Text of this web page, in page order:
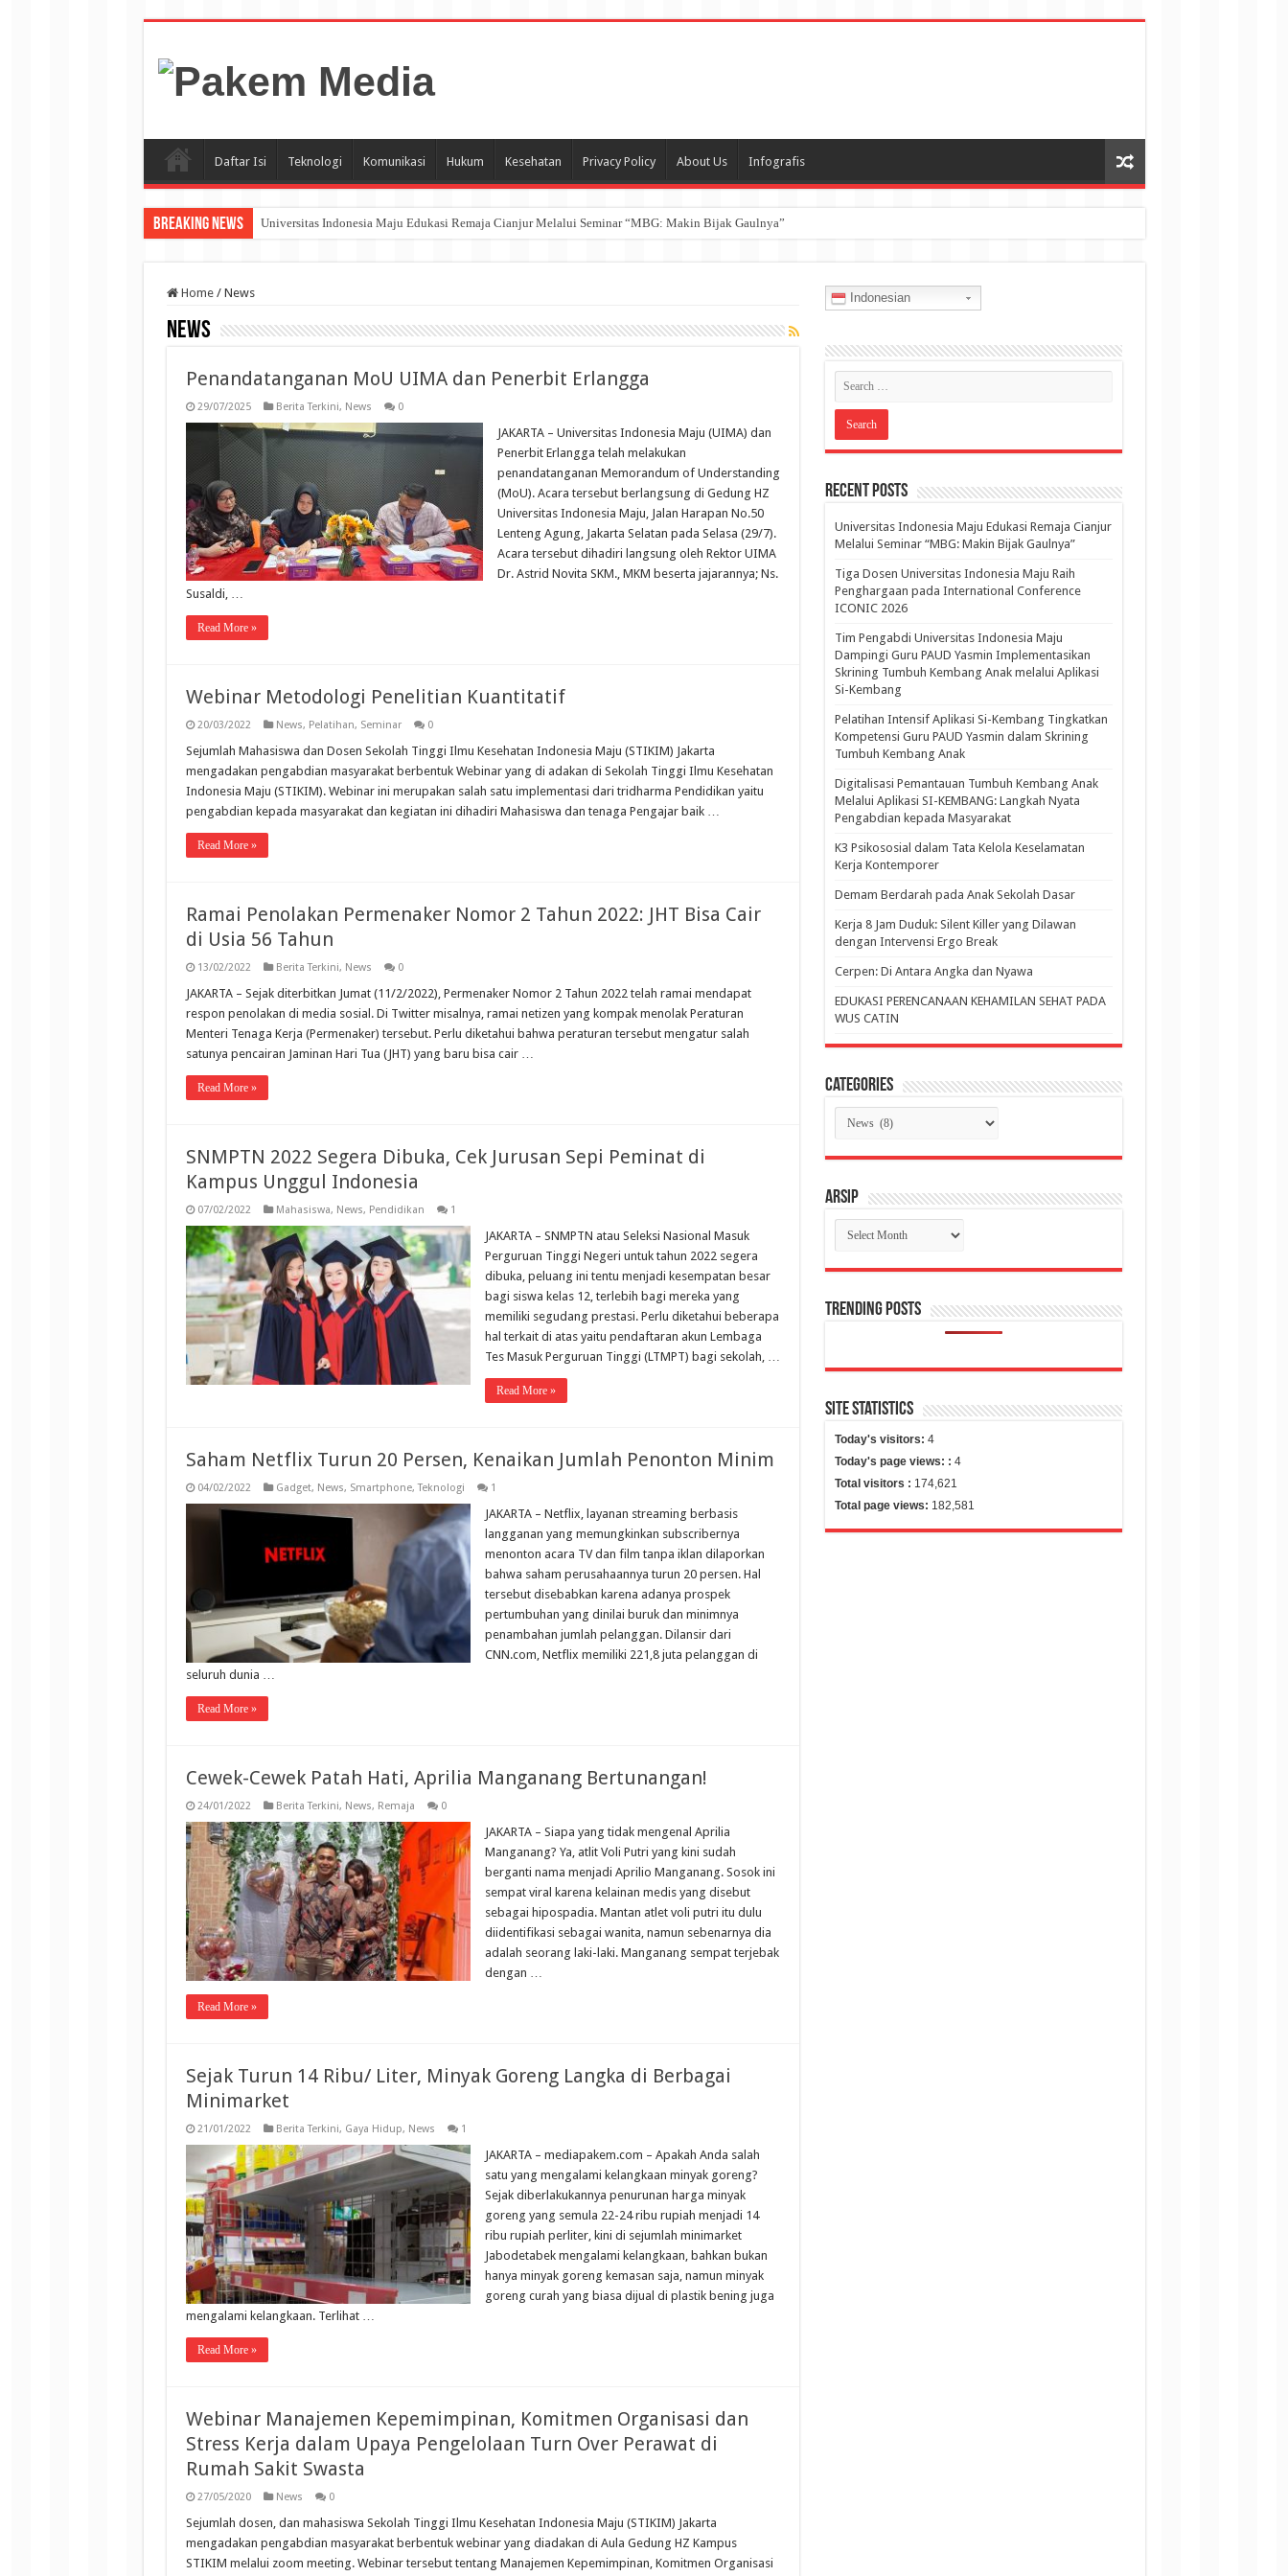
Daftar Isi Teknologi Komunikasi Hukum Kesehatan Privacy Policy About Us Infografis
Breaking News Universitas Indonesia Maju Edukasi Remaja Cianjur Melalui Seminar “MBG: Makin Bijak Gaulnya”
Home / News
News
Penandatanganan MoU UIMA dan Penerbit Erlangga
29/07/2025 Berita Terkini, News 0
JAKARTA – Universitas Indonesia Maju (UIMA) dan
Penerbit Erlangga telah melakukan
penandatanganan Memorandum of Understanding
(MoU). Acara tersebut berlangsung di Gedung HZ
Universitas Indonesia Maju, Jalan Harapan No.50
Lenteng Agung, Jakarta Selatan pada Selasa (29/7).
Acara tersebut dihadiri langsung oleh Rektor UIMA
Dr. Astrid Novita SKM., MKM beserta jajarannya; Ns.
Susaldi, …
Read More »
Webinar Metodologi Penelitian Kuantitatif
20/03/2022 News, Pelatihan, Seminar 0
Sejumlah Mahasiswa dan Dosen Sekolah Tinggi Ilmu Kesehatan Indonesia Maju (STIKIM) Jakarta
mengadakan pengabdian masyarakat berbentuk Webinar yang di adakan di Sekolah Tinggi Ilmu Kesehatan
Indonesia Maju (STIKIM). Webinar ini merupakan salah satu implementasi dari tridharma Pendidikan yaitu
pengabdian kepada masyarakat dan kegiatan ini dihadiri Mahasiswa dan tenaga Pengajar baik …
Read More »
Ramai Penolakan Permenaker Nomor 2 Tahun 2022: JHT Bisa Cair
di Usia 56 Tahun
13/02/2022 Berita Terkini, News 0
JAKARTA – Sejak diterbitkan Jumat (11/2/2022), Permenaker Nomor 2 Tahun 2022 telah ramai mendapat
respon penolakan di media sosial. Di Twitter misalnya, ramai netizen yang kompak menolak Peraturan
Menteri Tenaga Kerja (Permenaker) tersebut. Perlu diketahui bahwa peraturan tersebut mengatur salah
satunya pencairan Jaminan Hari Tua (JHT) yang baru bisa cair …
Read More »
SNMPTN 2022 Segera Dibuka, Cek Jurusan Sepi Peminat di
Kampus Unggul Indonesia
07/02/2022 Mahasiswa, News, Pendidikan 1
JAKARTA – SNMPTN atau Seleksi Nasional Masuk
Perguruan Tinggi Negeri untuk tahun 2022 segera
dibuka, peluang ini tentu menjadi kesempatan besar
bagi siswa kelas 12, terlebih bagi mereka yang
memiliki segudang prestasi. Perlu diketahui beberapa
hal terkait di atas yaitu pendaftaran akun Lembaga
Tes Masuk Perguruan Tinggi (LTMPT) bagi sekolah, …
Read More »
Saham Netflix Turun 20 Persen, Kenaikan Jumlah Penonton Minim
04/02/2022 Gadget, News, Smartphone,Teknologi 1
JAKARTA – Netflix, layanan streaming berbasis
langganan yang memungkinkan subscribernya
menonton acara TV dan film tanpa iklan dilaporkan
bahwa saham perusahaannya turun 20 persen. Hal
tersebut disebabkan karena adanya prospek
pertumbuhan yang dinilai buruk dan minimnya
penambahan jumlah pelanggan. Dilansir dari
CNN.com, Netflix memiliki 221,8 juta pelanggan di
seluruh dunia …
Read More »
Cewek-Cewek Patah Hati, Aprilia Manganang Bertunangan!
24/01/2022 Berita Terkini, News, Remaja 0
JAKARTA – Siapa yang tidak mengenal Aprilia
Manganang? Ya, atlit Voli Putri yang kini sudah
berganti nama menjadi Aprilio Manganang. Sosok ini
sempat viral karena kelainan medis yang disebut
sebagai hipospadia. Mantan atlet voli putri itu dulu
diidentifikasi sebagai wanita, namun sebenarnya dia
adalah seorang laki-laki. Manganang sempat terjebak
dengan …
Read More »
Sejak Turun 14 Ribu/ Liter, Minyak Goreng Langka di Berbagai
Minimarket
21/01/2022 Berita Terkini, Gaya Hidup, News 1
JAKARTA – mediapakem.com – Apakah Anda salah
satu yang mengalami kelangkaan minyak goreng?
Sejak diberlakukannya penurunan harga minyak
goreng yang semula 22-24 ribu rupiah menjadi 14
ribu rupiah perliter, kini di sejumlah minimarket
Jabodetabek mengalami kelangkaan, bahkan bukan
hanya minyak goreng kemasan saja, namun minyak
goreng curah yang biasa dijual di plastik bening juga
mengalami kelangkaan. Terlihat …
Read More »
Webinar Manajemen Kepemimpinan, Komitmen Organisasi dan
Stress Kerja dalam Upaya Pengelolaan Turn Over Perawat di
Rumah Sakit Swasta
27/05/2020 News 0
Sejumlah dosen, dan mahasiswa Sekolah Tinggi Ilmu Kesehatan Indonesia Maju (STIKIM) Jakarta
mengadakan pengabdian masyarakat berbentuk webinar yang diadakan di Aula Gedung HZ Kampus
STIKIM melalui zoom meeting. Webinar tersebut tentang Manajemen Kepemimpinan, Komitmen Organisasi
Indonesian
Recent Posts
Universitas Indonesia Maju Edukasi Remaja Cianjur
Melalui Seminar “MBG: Makin Bijak Gaulnya”
Tiga Dosen Universitas Indonesia Maju Raih
Penghargaan pada International Conference
ICONIC 2026
Tim Pengabdi Universitas Indonesia Maju
Dampingi Guru PAUD Yasmin Implementasikan
Skrining Tumbuh Kembang Anak melalui Aplikasi
Si-Kembang
Pelatihan Intensif Aplikasi Si-Kembang Tingkatkan
Kompetensi Guru PAUD Yasmin dalam Skrining
Tumbuh Kembang Anak
Digitalisasi Pemantauan Tumbuh Kembang Anak
Melalui Aplikasi SI-KEMBANG: Langkah Nyata
Pengabdian kepada Masyarakat
K3 Psikososial dalam Tata Kelola Keselamatan
Kerja Kontemporer
Demam Berdarah pada Anak Sekolah Dasar
Kerja 8 Jam Duduk: Silent Killer yang Dilawan
dengan Intervensi Ergo Break
Cerpen: Di Antara Angka dan Nyawa
EDUKASI PERENCANAAN KEHAMILAN SEHAT PADA
WUS CATIN
Categories
Categories
Arsip
Arsip
Trending Posts
Site Statistics
Today's visitors: 4
Today's page views: : 4
Total visitors : 174,621
Total page views: 182,581